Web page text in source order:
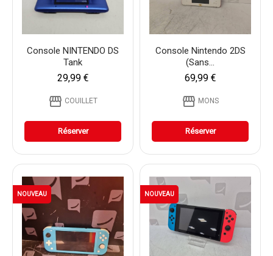
Console NINTENDO DS
Tank
29,99 €
storefront COUILLET
Réserver
Console Nintendo 2DS
(Sans...
69,99 €
storefront MONS
Réserver
NOUVEAU NOUVEAU